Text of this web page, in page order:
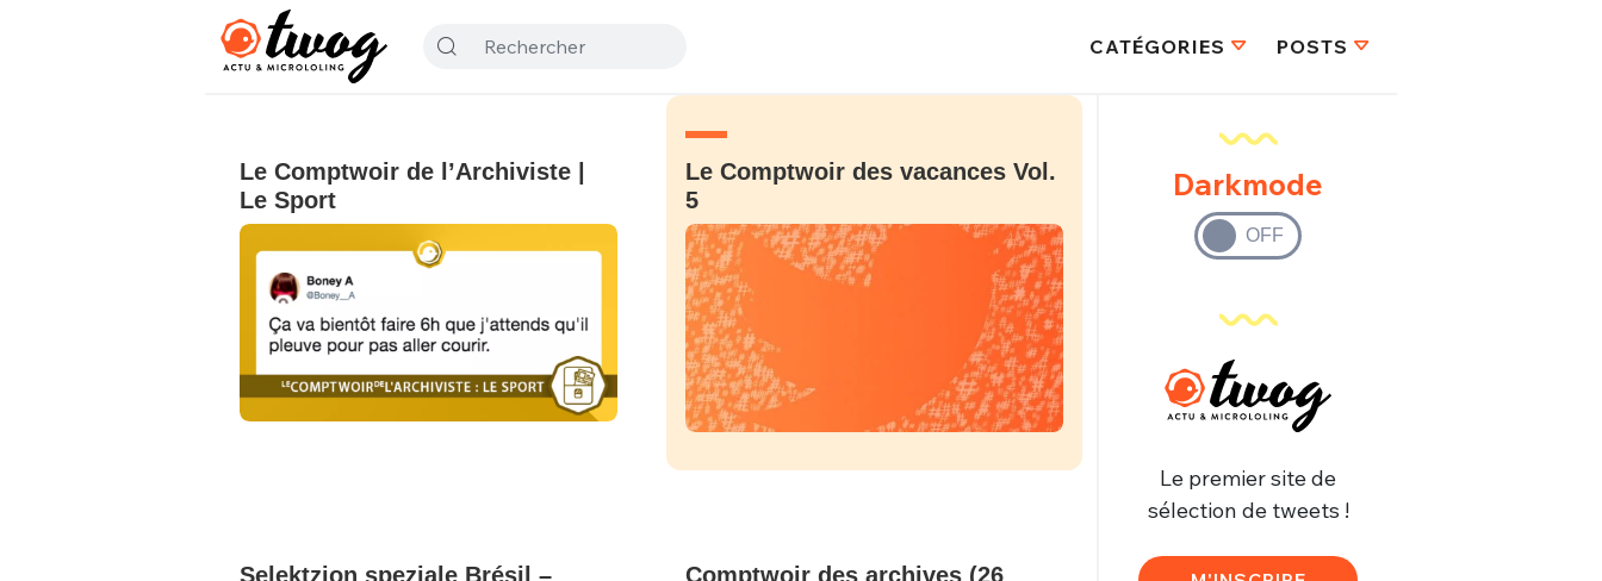
CATÉGORIES POSTS
Le Comptwoir de l’Archiviste |
Le Sport
Le Comptwoir des vacances Vol.
5
Selektzion speziale Brésil –
Comptwoir des archives (26
Darkmode
Le premier site de
sélection de tweets !